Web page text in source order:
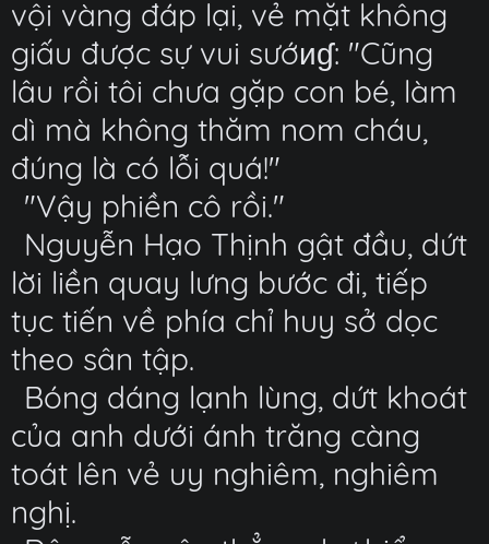
vội vàng đáp lại, vẻ mặt không
giấu được sự vui sướиɠ: "Cũng
lâu rồi tôi chưa gặp con bé, làm
dì mà không thăm nom cháu,
đúng là có lỗi quá!"
"Vậy phiền cô rồi."
Nguyễn Hạo Thịnh gật đầu, dứt
lời liền quay lưng bước đi, tiếp
tục tiến về phía chỉ huy sở dọc
theo sân tập.
Bóng dáng lạnh lùng, dứt khoát
của anh dưới ánh trăng càng
toát lên vẻ uy nghiêm, nghiêm
nghị.